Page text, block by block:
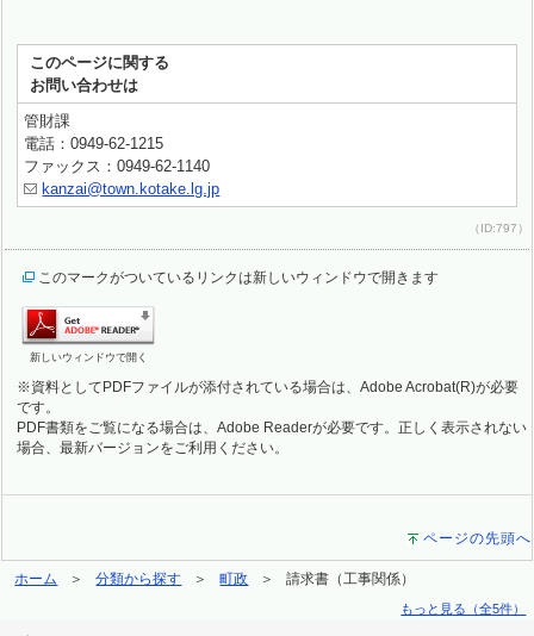
このページに関する
お問い合わせは
管財課
電話：0949-62-1215
ファックス：0949-62-1140
kanzai@town.kotake.lg.jp
（ID:797）
このマークがついているリンクは新しいウィンドウで開きます
新しいウィンドウで開く
※資料としてPDFファイルが添付されている場合は、Adobe Acrobat(R)が必要
です。
PDF書類をご覧になる場合は、Adobe Readerが必要です。正しく表示されない
場合、最新バージョンをご利用ください。
ページの先頭へ
ホーム 分類から探す 町政 請求書（工事関係）
もっと見る（全5件）